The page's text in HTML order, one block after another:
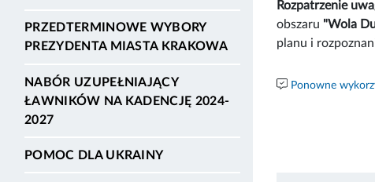
PRZEDTERMINOWE WYBORY
PREZYDENTA MIASTA KRAKOWA
NABÓR UZUPEŁNIAJĄCY
ŁAWNIKÓW NA KADENCJĘ 2024-
2027
POMOC DLA UKRAINY
Rozpatrzenie
obszaru "Wola
planu i
Ponowne